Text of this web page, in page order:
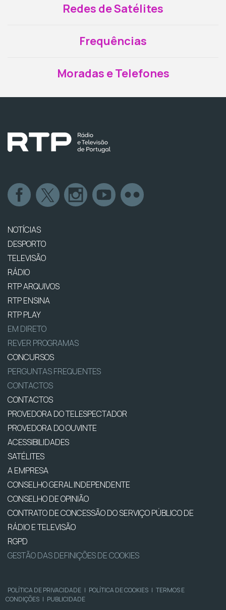
Redes de Satélites
Frequências
Moradas e Telefones
NOTÍCIAS
DESPORTO
TELEVISÃO
RÁDIO
RTP ARQUIVOS
RTP ENSINA
RTP PLAY
EM DIRETO
REVER PROGRAMAS
CONCURSOS
PERGUNTAS FREQUENTES
CONTACTOS
CONTACTOS
PROVEDORA DO TELESPECTADOR
PROVEDORA DO OUVINTE
ACESSIBILIDADES
SATÉLITES
A EMPRESA
CONSELHO GERAL INDEPENDENTE
CONSELHO DE OPINIÃO
CONTRATO DE CONCESSÃO DO SERVIÇO PÚBLICO DE
RÁDIO E TELEVISÃO
RGPD
GESTÃO DAS DEFINIÇÕES DE COOKIES
POLÍTICA DE PRIVACIDADE | POLÍTICA DE COOKIES | TERMOS E
CONDIÇÕES | PUBLICIDADE